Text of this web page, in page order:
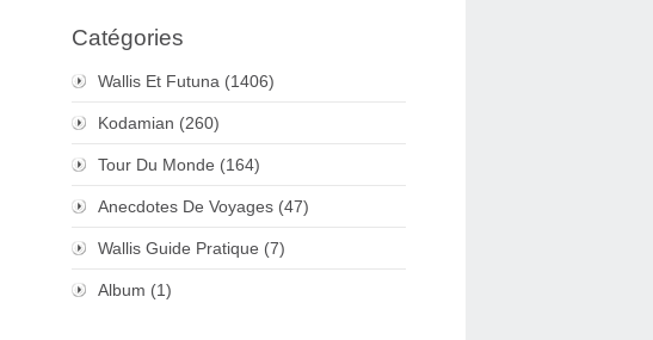
Catégories
Wallis Et Futuna (1406)
Kodamian (260)
Tour Du Monde (164)
Anecdotes De Voyages (47)
Wallis Guide Pratique (7)
Album (1)